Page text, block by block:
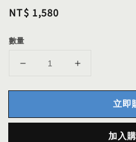
Regular
NT$ 1,580
數量
立即
加入